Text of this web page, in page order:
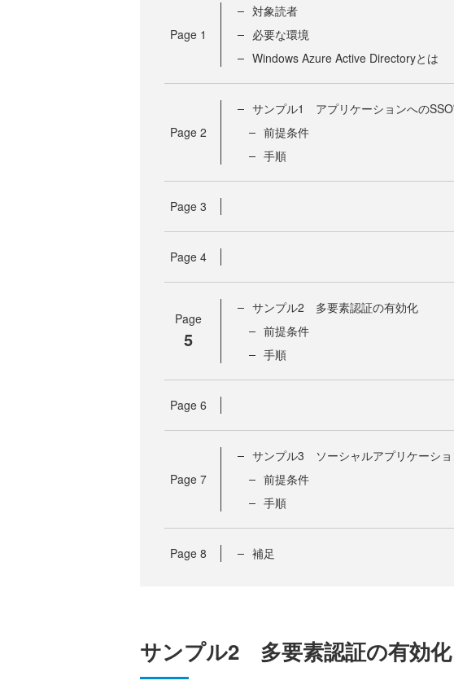
Page 1
対象読者
必要な環境
Windows Azure Active Directoryとは
Page 2
サンプル1 アプリケーションへの
前提条件
手順
Page 3
Page 4
Page
5
サンプル2 多要素認証の有効化
前提条件
手順
Page 6
Page 7
サンプル3 ソーシャルアプリケーシ
前提条件
手順
Page 8 補足
サンプル2 多要素認証の有効化